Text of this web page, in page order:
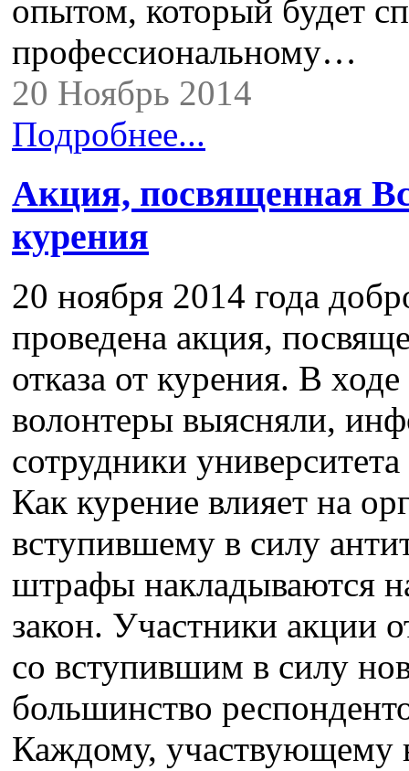
опытом, который будет
профессиональному…
20 Ноябрь 2014
Подробнее...
Акция, посвященная
курения
20 ноября 2014 года
проведена акция,
отказа от курения. В
волонтеры выясняли,
сотрудники
Как курение влияет на
вступившему в силу
штрафы накладываются
закон. Участники акции
со вступившим в силу
большинство
Каждому,